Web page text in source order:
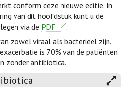
conform deze nieuwe editie. In
van dit hoofdstuk kunt u de
via de PDF
.
zowel viraal als bacterieel zijn.
is 70% van de patiënten
zonder antibiotica.